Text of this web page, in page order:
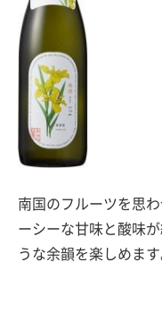
南国のフルーツを思
ーシーな甘味と酸味
うな余韻を楽しめます